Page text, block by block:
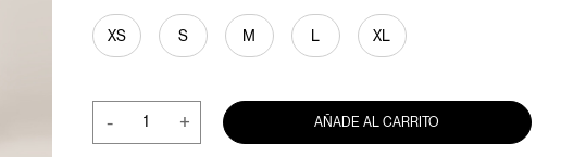
XS S M L XL
- + AÑADE AL CARRITO